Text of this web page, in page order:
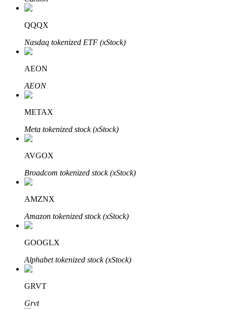
Otomatik Yatırım
Pasif gelir kazanma hakkında bilgi edinin
Bitrue
AI
Bitrue Ortakları
QQQX
Nasdaq tokenized ETF (xStock)
AEON
AEON
METAX
Meta tokenized stock (xStock)
AVGOX
Broadcom tokenized stock (xStock)
AMZNX
Amazon tokenized stock (xStock)
GOOGLX
Alphabet tokenized stock (xStock)
GRVT
Grvt